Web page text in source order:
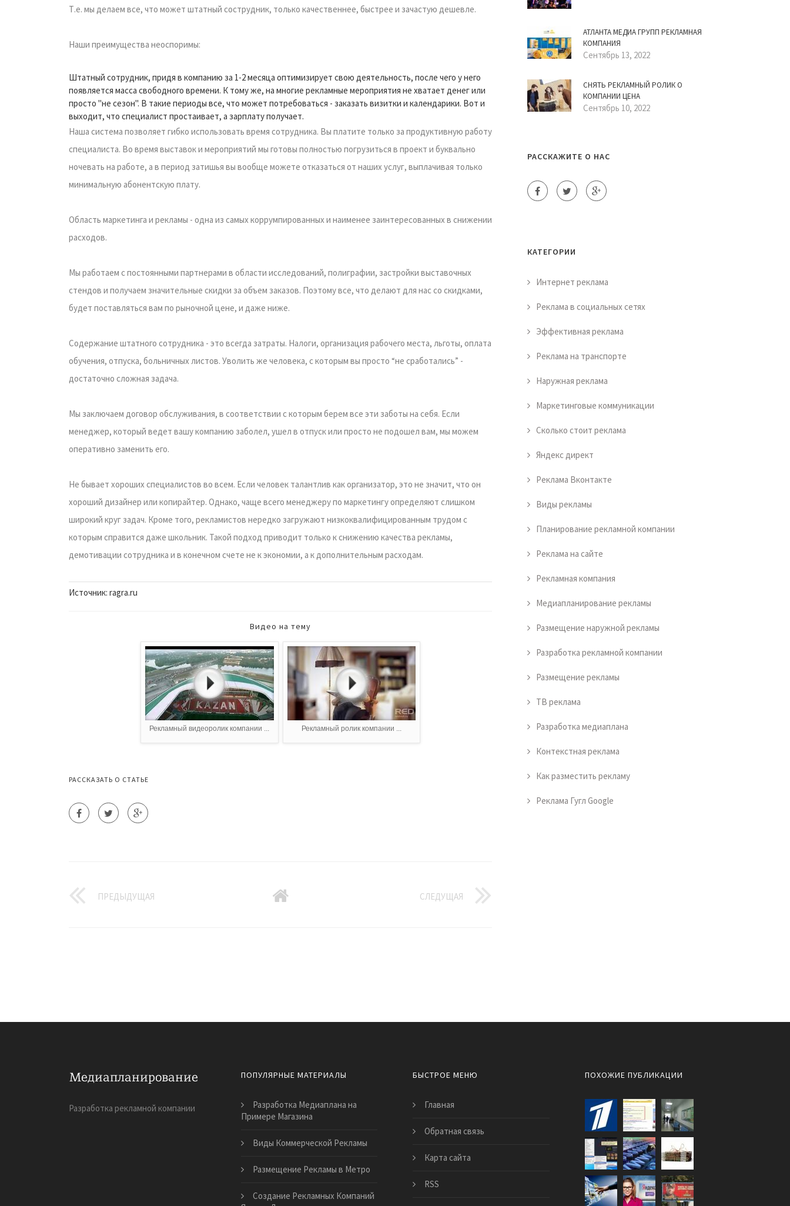
Т.е. мы делаем все, что может штатный сострудник, только качественнее, быстрее и зачастую дешевле.
Наши преимущества неоспоримы:
Штатный сотрудник, придя в компанию за 1-2 месяца оптимизирует свою деятельность, после чего у него
появляется масса свободного времени. К тому же, на многие рекламные мероприятия не хватает денег или
просто "не сезон". В такие периоды все, что может потребоваться - заказать визитки и календарики. Вот и
выходит, что специалист простаивает, а зарплату получает.
Наша система позволяет гибко использовать время сотрудника. Вы платите только за продуктивную работу
специалиста. Во время выставок и мероприятий мы готовы полностью погрузиться в проект и буквально
ночевать на работе, а в период затишья вы вообще можете отказаться от наших услуг, выплачивая только
минимальную абонентскую плату.
Область маркетинга и рекламы - одна из самых коррумпированных и наименее заинтересованных в снижении
расходов.
Мы работаем с постоянными партнерами в области исследований, полиграфии, застройки выставочных
стендов и получаем значительные скидки за объем заказов. Поэтому все, что делают для нас со скидками,
будет поставляться вам по рыночной цене, и даже ниже.
Содержание штатного сотрудника - это всегда затраты. Налоги, организация рабочего места, льготы, оплата
обучения, отпуска, больничных листов. Уволить же человека, с которым вы просто “не сработались” -
достаточно сложная задача.
Мы заключаем договор обслуживания, в соответствии с которым берем все эти заботы на себя. Если
менеджер, который ведет вашу компанию заболел, ушел в отпуск или просто не подошел вам, мы можем
оперативно заменить его.
Не бывает хороших специалистов во всем. Если человек талантлив как организатор, это не значит, что он
хороший дизайнер или копирайтер. Однако, чаще всего менеджеру по маркетингу определяют слишком
широкий круг задач. Кроме того, рекламистов нередко загружают низкоквалифицированным трудом с
которым справится даже школьник. Такой подход приводит только к снижению качества рекламы,
демотивации сотрудника и в конечном счете не к экономии, а к дополнительным расходам.
Источник: ragra.ru
Видео на тему
Рекламный видеоролик компании ... Рекламный ролик компании ...
РАССКАЗАТЬ О СТАТЬЕ
ПРЕДЫДУЩАЯ СЛЕДУЩАЯ
АТЛАНТА МЕДИА ГРУПП РЕКЛАМНАЯ
КОМПАНИЯ
Сентябрь 13, 2022
СНЯТЬ РЕКЛАМНЫЙ РОЛИК О
КОМПАНИИ ЦЕНА
Сентябрь 10, 2022
РАССКАЖИТЕ О НАС
КАТЕГОРИИ
Интернет реклама
Реклама в социальных сетях
Эффективная реклама
Реклама на транспорте
Наружная реклама
Маркетинговые коммуникации
Сколько стоит реклама
Яндекс директ
Реклама Вконтакте
Виды рекламы
Планирование рекламной компании
Реклама на сайте
Рекламная компания
Медиапланирование рекламы
Размещение наружной рекламы
Разработка рекламной компании
Размещение рекламы
ТВ реклама
Разработка медиаплана
Контекстная реклама
Как разместить рекламу
Реклама Гугл Google
Разработка рекламной компании
ПОПУЛЯРНЫЕ МАТЕРИАЛЫ
Разработка Медиаплана на
Примере Магазина
Виды Коммерческой Рекламы
Размещение Рекламы в Метро
Создание Рекламных Компаний
БЫСТРОЕ МЕНЮ
Главная
Обратная связь
Карта сайта
RSS
ПОХОЖИЕ ПУБЛИКАЦИИ